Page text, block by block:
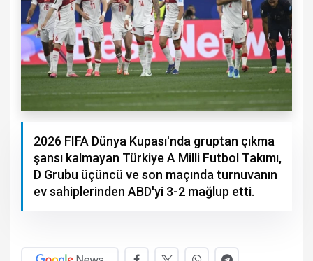
2026 FIFA Dünya Kupası'nda gruptan çıkma
şansı kalmayan Türkiye A Milli Futbol Takımı,
D Grubu üçüncü ve son maçında turnuvanın
ev sahiplerinden ABD'yi 3-2 mağlup etti.